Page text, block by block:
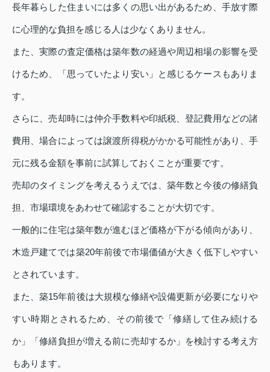
長年暮らした住まいには多くの思い出があるため、手放す際
に心理的な負担を感じる人は少なくありません。
また、実際の査定価格は築年数の経過や周辺相場の影響を受
けるため、「思っていたより安い」と感じるケースもありま
す。
さらに、売却時には仲介手数料や印紙税、登記費用などの諸
費用、場合によっては譲渡所得税がかかる可能性があり、手
元に残る金額を事前に試算しておくことが重要です。
売却のタイミングを考えるうえでは、築年数と今後の修繕負
担、市場環境をあわせて確認することが大切です。
一般的に住宅は築年数が進むほど価格が下がる傾向があり、
木造戸建てでは築20年前後で市場価値が大きく低下しやすい
とされています。
また、築15年前後は大規模な修繕や設備更新が必要になりや
すい時期とされるため、その前後で「修繕して住み続ける
か」「修繕負担が増える前に売却するか」を検討する考え方
もあります。